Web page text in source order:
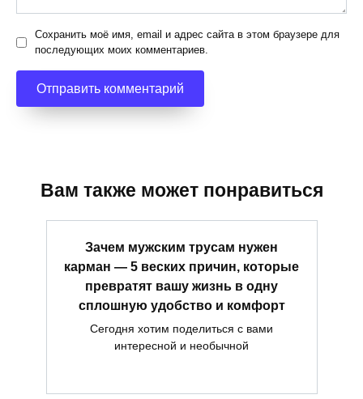
Сохранить моё имя, email и адрес сайта в этом браузере для
последующих моих комментариев.
Вам также может понравиться
Зачем мужским трусам нужен
карман — 5 веских причин, которые
превратят вашу жизнь в одну
сплошную удобство и комфорт
Сегодня хотим поделиться с вами
интересной и необычной